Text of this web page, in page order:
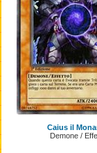
Caius il
Demone /